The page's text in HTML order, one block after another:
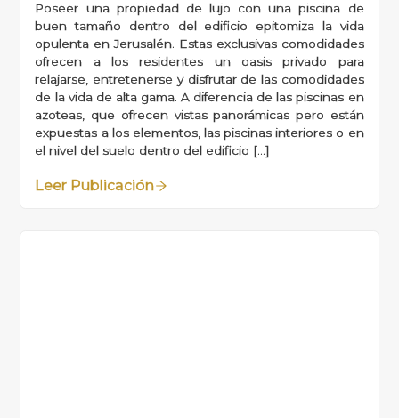
Poseer una propiedad de lujo con una piscina de
buen tamaño dentro del edificio epitomiza la vida
opulenta en Jerusalén. Estas exclusivas comodidades
ofrecen a los residentes un oasis privado para
relajarse, entretenerse y disfrutar de las comodidades
de la vida de alta gama. A diferencia de las piscinas en
azoteas, que ofrecen vistas panorámicas pero están
expuestas a los elementos, las piscinas interiores o en
el nivel del suelo dentro del edificio […]
Leer Publicación